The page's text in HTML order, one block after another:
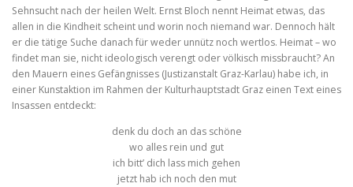
Sehnsucht nach der heilen Welt. Ernst Bloch nennt Heimat etwas‚ das
allen in die Kindheit scheint und worin noch niemand war. Dennoch hält
er die tätige Suche danach für weder unnütz noch wertlos. Heimat – wo
findet man sie, nicht ideologisch verengt oder völkisch missbraucht? An
den Mauern eines Gefängnisses (Justizanstalt Graz-Karlau) habe ich, in
einer Kunstaktion im Rahmen der Kulturhauptstadt Graz einen Text eines
Insassen entdeckt:
denk du doch an das schöne
wo alles rein und gut
ich bitt’ dich lass mich gehen
jetzt hab ich noch den mut